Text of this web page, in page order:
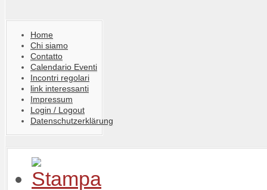
Home
Chi siamo
Contatto
Calendario Eventi
Incontri regolari
link interessanti
Impressum
Login / Logout
Datenschutzerklärung